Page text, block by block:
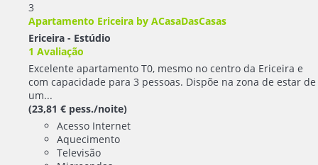
3
Apartamento Ericeira by ACasaDasCasas
Ericeira - Estúdio
1 Avaliação
Excelente apartamento T0, mesmo no centro da Ericeira e
com capacidade para 3 pessoas. Dispõe na zona de estar de
um...
(23,81 € pess./noite)
Acesso Internet
Aquecimento
Televisão